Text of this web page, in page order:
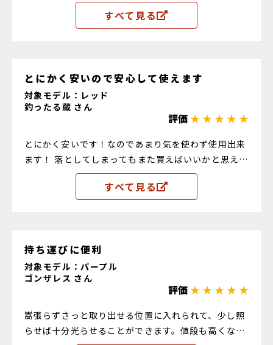
すべて見る
とにかく安いので安心して使えます
対象モデル：レッド
釣ったる蔵 さん
評価★ ★ ★ ★ ★
とにかく安いです！なのであまり気を使わず使用出来
ます！ 落としてしまってもまた買えばいいかと思える
値段ですね笑
すべて見る
持ち運びに便利
対象モデル：パープル
ゴンザレス さん
評価★ ★ ★ ★ ★
嵩張らずさっと取り出せる位置に入れられて、少し照
らせば十分光らせることができます。値段も高くなく